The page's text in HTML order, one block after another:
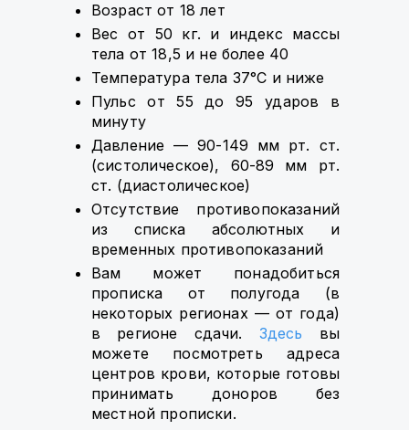
Возраст от 18 лет
Вес от 50 кг. и индекс массы
тела от 18,5 и не более 40
Температура тела 37°С и ниже
Пульс от 55 до 95 ударов в
минуту
Давление — 90-149 мм рт. ст.
(систолическое), 60-89 мм рт.
ст. (диастолическое)
Отсутствие противопоказаний
из списка абсолютных и
временных противопоказаний
Вам может понадобиться
прописка от полугода (в
некоторых регионах — от года)
в регионе сдачи.
Здесь
вы
можете посмотреть адреса
центров крови, которые готовы
принимать доноров без
местной прописки.